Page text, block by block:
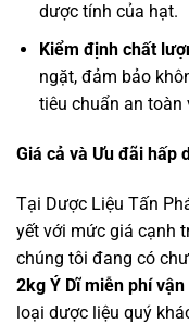
dược tính của hạt.
Kiểm định chất
ngặt, đảm bảo
tiêu chuẩn an toàn
Giá cả và Ưu đãi hấp
Tại Dược Liệu Tấn
yết với mức giá cạnh
chúng tôi đang có
2kg Ý Dĩ miễn phí
loại dược liệu quý